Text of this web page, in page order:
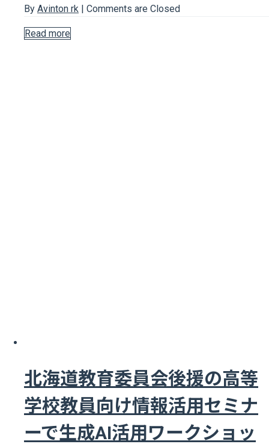
By Avinton rk | Comments are Closed
Read more
北海道教育委員会後援の高等
学校教員向け情報活用セミナ
ーで生成AI活用ワークショッ